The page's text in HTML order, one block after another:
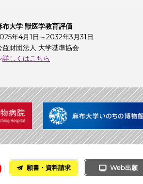
布大学 獣医学教育評価
年4月1日～2032年3月31日
益財団法人 大学基準協会
詳しくはこちら
願書・資料請求 Web出願